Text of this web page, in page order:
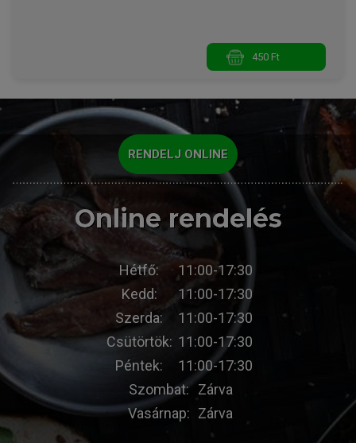
450 Ft
RENDELJ ONLINE
Online rendelés
Hétfő:
11:00-17:30
Kedd:
11:00-17:30
Szerda:
11:00-17:30
Csütörtök: 11:00-17:30
Péntek:
11:00-17:30
Szombat: Zárva
Vasárnap: Zárva